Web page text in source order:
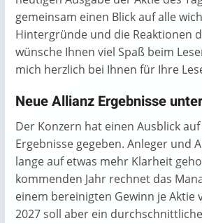
gemeinsam einen Blick auf alle
Hintergründe und die Reaktionen
wünsche Ihnen viel Spaß beim
mich herzlich bei Ihnen für Ihre
Neue Allianz Ergebnisse
Der Konzern hat einen Ausblick
Ergebnisse gegeben. Anleger und
lange auf etwas mehr Klarheit
kommenden Jahr rechnet das
einem bereinigten Gewinn je Aktie
2027 soll aber ein